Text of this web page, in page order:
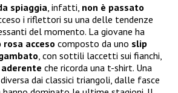
spiaggia , infatti, non è passato
i riflettori su una delle tendenze
del momento. La giovane ha
acceso composto da uno slip
, con sottili laccetti sui fianchi,
che ricorda una t-shirt. Una
dai classici triangoli, dalle fasce